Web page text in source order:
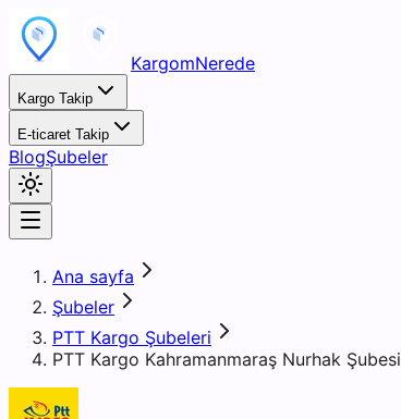
KargomNerede
Kargo Takip
E-ticaret Takip
BlogŞubeler
Ana sayfa
Şubeler
PTT Kargo Şubeleri
PTT Kargo Kahramanmaraş Nurhak Şubesi